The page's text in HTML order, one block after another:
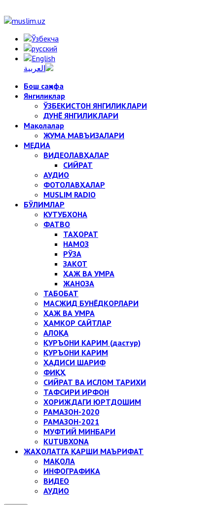
Бош саҳифа
Янгиликлар
ЎЗБЕКИСТОН ЯНГИЛИКЛАРИ
ДУНЁ ЯНГИЛИКЛАРИ
Мақолалар
ЖУМА МАВЪИЗАЛАРИ
МЕДИА
ВИДЕОЛАВҲАЛАР
СИЙРАТ
АУДИО
ФОТОЛАВҲАЛАР
MUSLIM RADIO
БЎЛИМЛАР
КУТУБХОНА
ФАТВО
ТАҲОРАТ
НАМОЗ
РЎЗА
ЗАКОТ
ҲАЖ ВА УМРА
ЖАНОЗА
ТАБОБАТ
МАСЖИД БУНЁДКОРЛАРИ
ҲАЖ ВА УМРА
ҲАМКОР САЙТЛАР
АЛОҚА
ҚУРЪОНИ КАРИМ (дастур)
ҚУРЪОНИ КАРИМ
ҲАДИСИ ШАРИФ
ФИҚҲ
СИЙРАТ ВА ИСЛОМ ТАРИХИ
ТАФСИРИ ИРФОН
ХОРИЖДАГИ ЮРТДОШИМ
РАМАЗОН-2020
РАМАЗОН-2021
МУФТИЙ МИНБАРИ
KUTUBXONA
ЖАҲОЛАТГА ҚАРШИ МАЪРИФАТ
МАҚОЛА
ИНФОГРАФИКА
ВИДЕО
АУДИО